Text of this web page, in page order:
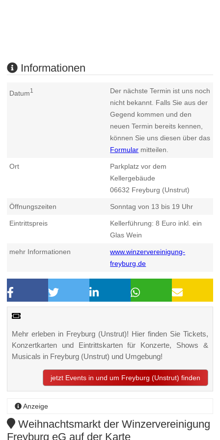
Informationen
Datum1
Der nächste Termin ist uns noch
nicht bekannt. Falls Sie aus der
Gegend kommen und den
neuen Termin bereits kennen,
können Sie uns diesen über das
Formular mitteilen.
Ort
Parkplatz vor dem
Kellergebäude
06632 Freyburg (Unstrut)
Öffnungszeiten Sonntag von 13 bis 19 Uhr
Eintrittspreis
Kellerführung: 8 Euro inkl. ein
Glas Wein
mehr Informationen
www.winzervereinigung-
freyburg.de
Mehr erleben in Freyburg (Unstrut)! Hier finden Sie Tickets,
Konzertkarten und Eintrittskarten für Konzerte, Shows &
Musicals in Freyburg (Unstrut) und Umgebung!
jetzt Events in und um Freyburg (Unstrut) finden
Anzeige
Weihnachtsmarkt der Winzervereinigung
Freyburg eG auf der Karte